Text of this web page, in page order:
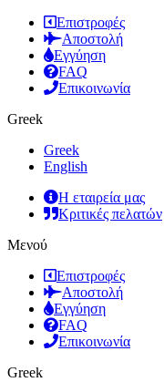
Επιστροφές
Αποστολή
Εγγύηση
FAQ
Επικοινωνία
Greek
Greek
English
Η εταιρεία μας
Κριτικές πελατών
Μενού
Επιστροφές
Αποστολή
Εγγύηση
FAQ
Επικοινωνία
Greek